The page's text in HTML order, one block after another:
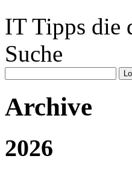
IT Tipps die
Suche
Archive
2026